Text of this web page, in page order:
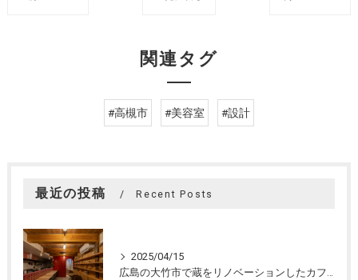
関連タグ
#高槻市 #美容室 #設計
最近の投稿 Recent Posts
2025/04/15